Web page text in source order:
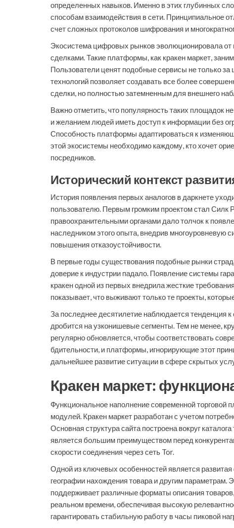
определенных навыков. Именно в этих глубинных
способам взаимодействия в сети. Принципиальное
счет сложных протоколов шифрования и
Экосистема цифровых рынков эволюционировала
сделками. Такие платформы, как кракен маркет,
Пользователи ценят подобные сервисы не только за
технологий позволяет создавать все более
сделки, но полностью затемненным для внешнего
Важно отметить, что популярность таких площадок
и желанием людей иметь доступ к информации без
Способность платформы адаптироваться к
этой экосистемы необходимо каждому, кто хочет
посредников.
Исторический контекст
История появления первых аналогов в даркнете
пользователю. Первым громким проектом стал Силк
правоохранительными органами дало толчок к
наследником этого опыта, внедрив
повышения отказоустойчивости.
В первые годы существования подобные рынки
доверие к индустрии падало. Появление системы
кракен одной из первых внедрила жесткие
показывает, что выживают только те проекты,
За последнее десятилетие наблюдается тенденция
дробится на узконишевые сегменты. Тем не менее,
регулярно обновляется, чтобы соответствовать
бдительности, и платформы, игнорирующие этот
дальнейшее развитие ситуации в сфере скрытых
Кракен маркет:
Функциональное наполнение современной
модулей. Кракен маркет разработан с учетом
Основная структура сайта построена вокруг
является большим преимуществом перед
скорости соединения через сеть Tor.
Одной из ключевых особенностей является
географии нахождения товара и другим
поддерживает различные форматы описания
реальном времени, обеспечивая высокую
гарантировать стабильную работу в часы пиковой